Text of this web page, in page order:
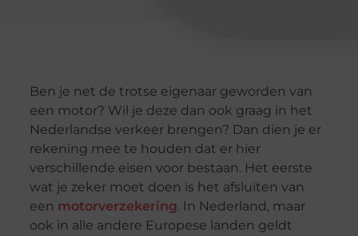
Ben je net de trotse eigenaar geworden van
een motor? Wil je deze dan ook graag in het
Nederlandse verkeer brengen? Dan dien je er
rekening mee te houden dat er hier
verschillende eisen voor bestaan. Het eerste
wat je zeker moet doen is het afsluiten van
een motorverzekering. In Nederland, maar
ook in alle andere Europese landen geldt